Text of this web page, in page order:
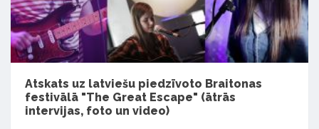
Atskats uz latviešu piedzīvoto Braitonas
festivālā "The Great Escape" (ātrās
intervijas, foto un video)